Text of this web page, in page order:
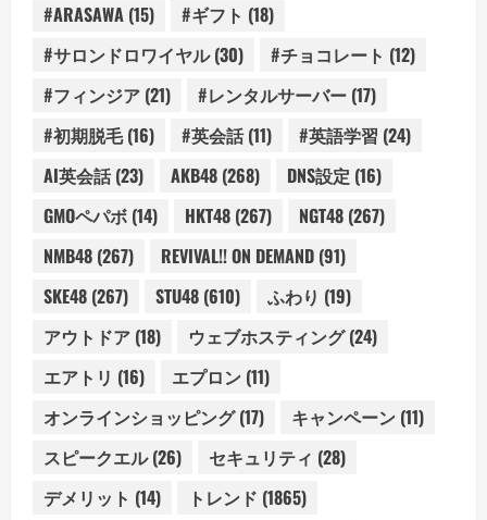
#ARASAWA (15) #ギフト (18)
#サロンドロワイヤル(30) #チョコレート (12)
#フィンジア (21) #レンタルサーバー (17)
#初期脱毛(16) #英会話(11) #英語学習 (24)
AI英会話(23) AKB48 (268) DNS設定 (16)
GMOペパボ (14) HKT48 (267) NGT48 (267)
NMB48 (267) REVIVAL!! ON DEMAND (91)
SKE48 (267) STU48 (610) ふわり (19)
アウトドア (18) ウェブホスティング(24)
エアトリ (16) エプロン (11)
オンラインショッピング(17) キャンペーン (11)
スピークエル(26) セキュリティ (28)
デメリット (14) トレンド (1865)